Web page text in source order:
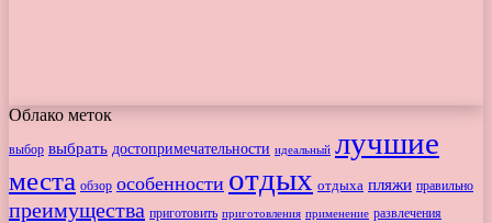
Облако меток
выбор выбрать достопримечательности идеальный лучшие
места обзор особенности отдых отдыха пляжи правильно
преимущества приготовить приготовления применение развлечения